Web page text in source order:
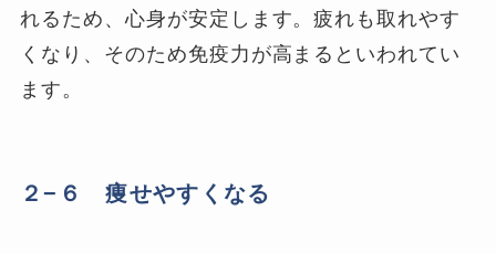
れるため、心身が安定します。疲れも取れやす
くなり、そのため免疫力が高まるといわれてい
ます。
２−６ 痩せやすくなる